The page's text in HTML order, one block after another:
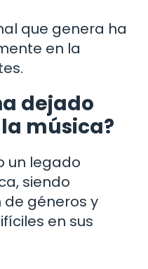
que genera ha
en la
dejado
música?
un legado
siendo
de géneros y
en sus